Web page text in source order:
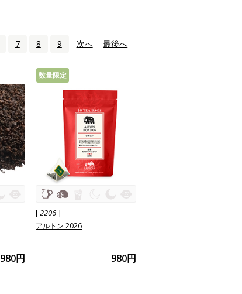
7 8 9 次へ 最後へ
980円
数量限定
[2206]
アルトン 2026
980円